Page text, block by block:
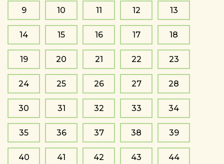
9 10 11 12 13
14 15 16 17 18
19 20 21 22 23
24 25 26 27 28
30 31 32 33 34
35 36 37 38 39
40 41 42 43 44